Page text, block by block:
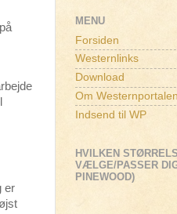
er
MENU
Forsiden
Westernlinks
Download
Om Westernportalen
Indsend til WP
HVILKEN
VÆLGE/PASSER
PINEWOOD)